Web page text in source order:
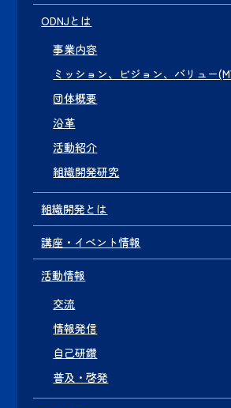
ODNJとは
事業内容
ミッション、ビジョン、バリュー
団体概要
沿革
活動紹介
組織開発研究
組織開発とは
講座・イベント情報
活動情報
交流
情報発信
自己研鑽
普及・啓発